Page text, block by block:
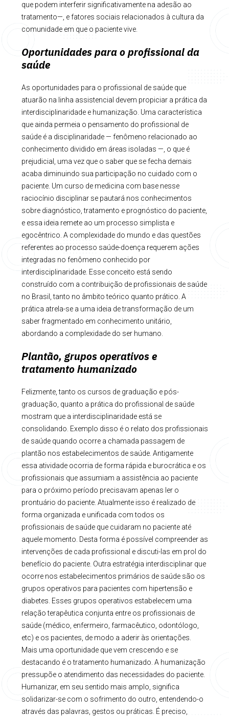
que podem interferir significativamente na adesão ao
tratamento—, e fatores sociais relacionados à cultura da
comunidade em que o paciente vive.
Oportunidades para o profissional da
saúde
As oportunidades para o profissional de saúde que
atuarão na linha assistencial devem propiciar a prática da
interdisciplinaridade e humanização. Uma característica
que ainda permeia o pensamento do profissional de
saúde é a disciplinaridade — fenômeno relacionado ao
conhecimento dividido em áreas isoladas —, o que é
prejudicial, uma vez que o saber que se fecha demais
acaba diminuindo sua participação no cuidado com o
paciente. Um curso de medicina com base nesse
raciocínio disciplinar se pautará nos conhecimentos
sobre diagnóstico, tratamento e prognóstico do paciente,
e essa ideia remete ao um processo simplista e
egocêntrico. A complexidade do mundo e das questões
referentes ao processo saúde-doença requerem ações
integradas no fenômeno conhecido por
interdisciplinaridade. Esse conceito está sendo
construído com a contribuição de profissionais de saúde
no Brasil, tanto no âmbito teórico quanto prático. A
prática atrela-se a uma ideia de transformação de um
saber fragmentado em conhecimento unitário,
abordando a complexidade do ser humano.
Plantão, grupos operativos e
tratamento humanizado
Felizmente, tanto os cursos de graduação e pós-
graduação, quanto a prática do profissional de saúde
mostram que a interdisciplinaridade está se
consolidando. Exemplo disso é o relato dos profissionais
de saúde quando ocorre a chamada passagem de
plantão nos estabelecimentos de saúde. Antigamente
essa atividade ocorria de forma rápida e burocrática e os
profissionais que assumiam a assistência ao paciente
para o próximo período precisavam apenas ler o
prontuário do paciente. Atualmente isso é realizado de
forma organizada e unificada com todos os
profissionais de saúde que cuidaram no paciente até
aquele momento. Desta forma é possível compreender as
intervenções de cada profissional e discuti-las em prol do
benefício do paciente. Outra estratégia interdisciplinar que
ocorre nos estabelecimentos primários de saúde são os
grupos operativos para pacientes com hipertensão e
diabetes. Esses grupos operativos estabelecem uma
relação terapêutica conjunta entre os profissionais de
saúde (médico, enfermeiro, farmacêutico, odontólogo,
etc) e os pacientes, de modo a aderir às orientações.
Mais uma oportunidade que vem crescendo e se
destacando é o tratamento humanizado. A humanização
pressupõe o atendimento das necessidades do paciente.
Humanizar, em seu sentido mais amplo, significa
solidarizar-se com o sofrimento do outro, entendendo-o
através das palavras, gestos ou práticas. É preciso,